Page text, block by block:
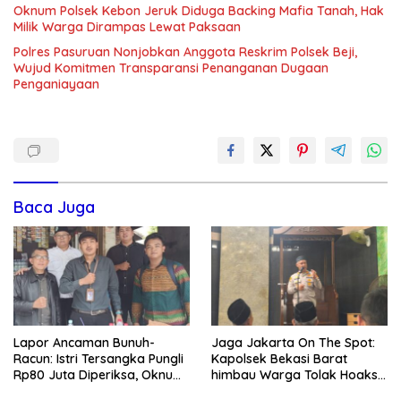
Oknum Polsek Kebon Jeruk Diduga Backing Mafia Tanah, Hak
Milik Warga Dirampas Lewat Paksaan
Polres Pasuruan Nonjobkan Anggota Reskrim Polsek Beji,
Wujud Komitmen Transparansi Penanganan Dugaan
Penganiayaan
Baca Juga
Lapor Ancaman Bunuh-
Racun: Istri Tersangka Pungli
Rp80 Juta Diperiksa, Oknum
Jaga Jakarta On The Spot:
Kapolsek Bekasi Barat
himbau Warga Tolak Hoaks